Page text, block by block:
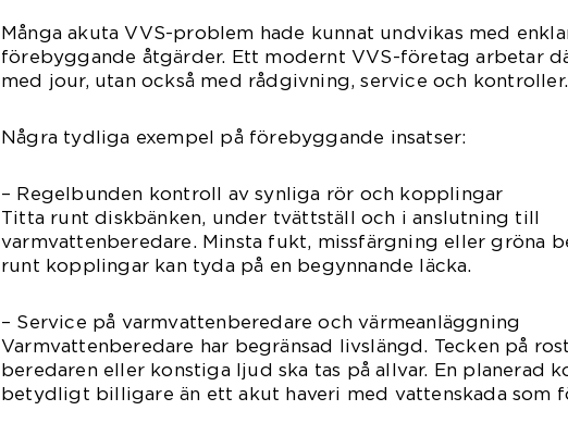
Många akuta VVS-problem hade kunnat undvikas med
förebyggande åtgärder. Ett modernt VVS-företag arbetar
med jour, utan också med rådgivning, service och kontroller.
Några tydliga exempel på förebyggande insatser:
– Regelbunden kontroll av synliga rör och kopplingar
Titta runt diskbänken, under tvättställ och i anslutning till
varmvattenberedare. Minsta fukt, missfärgning eller gröna
runt kopplingar kan tyda på en begynnande läcka.
– Service på varmvattenberedare och värmeanläggning
Varmvattenberedare har begränsad livslängd. Tecken på
beredaren eller konstiga ljud ska tas på allvar. En planerad
betydligt billigare än ett akut haveri med vattenskada som